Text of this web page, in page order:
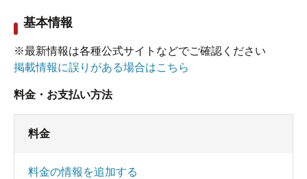
基本情報
※最新情報は各種公式サイトなどでご確認ください
掲載情報に誤りがある場合はこちら
料金・お支払い方法
料金
料金の情報を追加する